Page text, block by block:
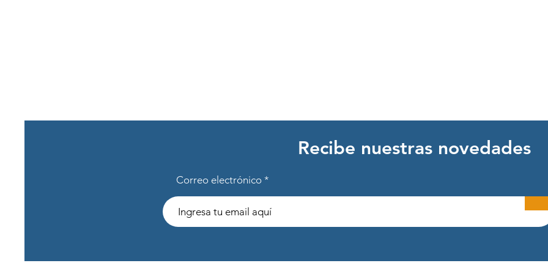
Recibe nuestras novedades
Correo electrónico